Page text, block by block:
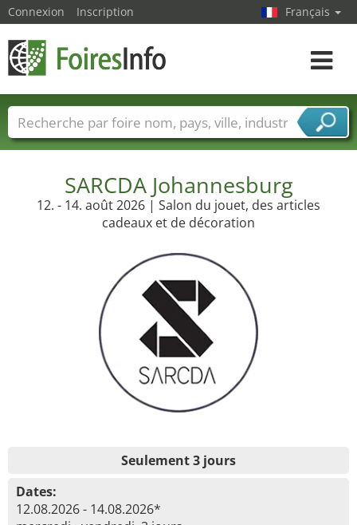
SARCDA Johannesburg
12. - 14. août 2026 | Salon du jouet, des articles
cadeaux et de décoration
Seulement 3 jours
Dates:
12.08.2026 - 14.08.2026*
Connexion Inscription Français
Toggle
Foire noms Pays Villes
Secteurs de foire